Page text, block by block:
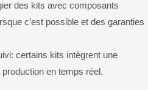
des kits avec composants
c’est possible et des garanties
certains kits intègrent une
en temps réel.